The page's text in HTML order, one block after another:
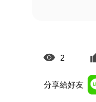
2
分享給好友